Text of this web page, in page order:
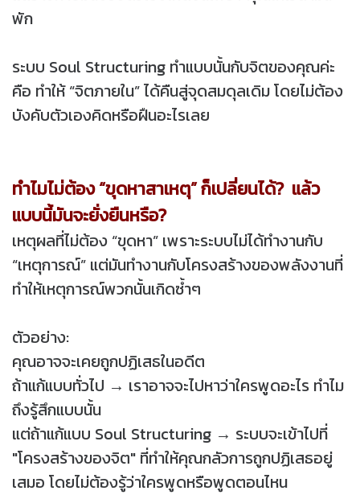
พัก
ระบบ Soul Structuring ทำแบบนั้นกับจิตของคุณค่ะ
คือ ทำให้ “จิตภายใน” ได้คืนสู่จุดสมดุลเดิม โดยไม่ต้อง
บังคับตัวเองคิดหรือฝืนอะไรเลย
ทำไมไม่ต้อง “ขุดหาสาเหตุ” ก็เปลี่ยนได้? แล้ว
แบบนี้มันจะยั่งยืนหรือ?
เหตุผลที่ไม่ต้อง “ขุดหา” เพราะระบบไม่ได้ทำงานกับ
“เหตุการณ์” แต่มันทำงานกับโครงสร้างของพลังงานที่
ทำให้เหตุการณ์พวกนั้นเกิดซ้ำๆ
ตัวอย่าง:
คุณอาจจะเคยถูกปฏิเสธในอดีต
ถ้าแก้แบบทั่วไป → เราอาจจะไปหาว่าใครพูดอะไร ทำไม
ถึงรู้สึกแบบนั้น
แต่ถ้าแก้แบบ Soul Structuring → ระบบจะเข้าไปที่
"โครงสร้างของจิต" ที่ทำให้คุณกลัวการถูกปฏิเสธอยู่
เสมอ โดยไม่ต้องรู้ว่าใครพูดหรือพูดตอนไหน